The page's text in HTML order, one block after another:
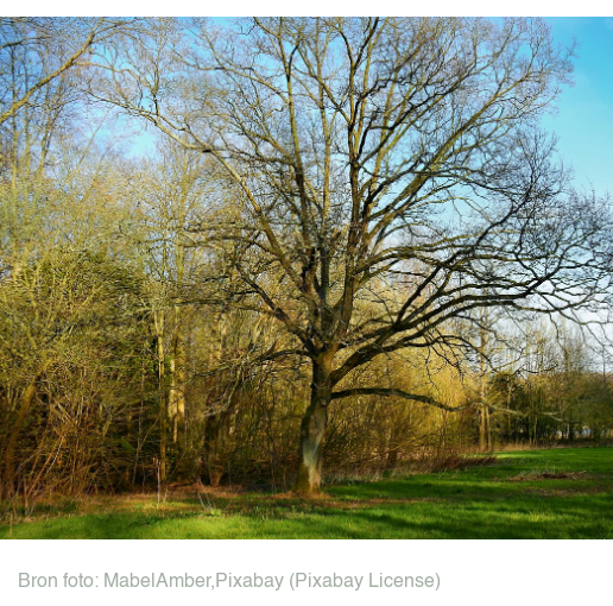
een eigen broed-ecologie
Lespakket 4: De grutto is
kwetsbaar
Lespakket 5: Vernatting
Lespakket 6: Bloem- en
kruidenrijke graslanden
Lespakket 7: Predatie
Lespakket 8:
Weidevogelbeheer vergt
kennis en kunde
Bron foto: MabelAmber,Pixabay(Pixabay License)